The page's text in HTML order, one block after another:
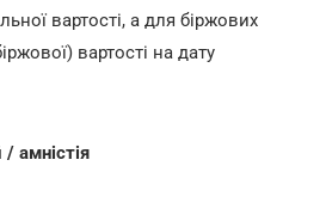
вартості, а для біржових
вартості на дату
амністія